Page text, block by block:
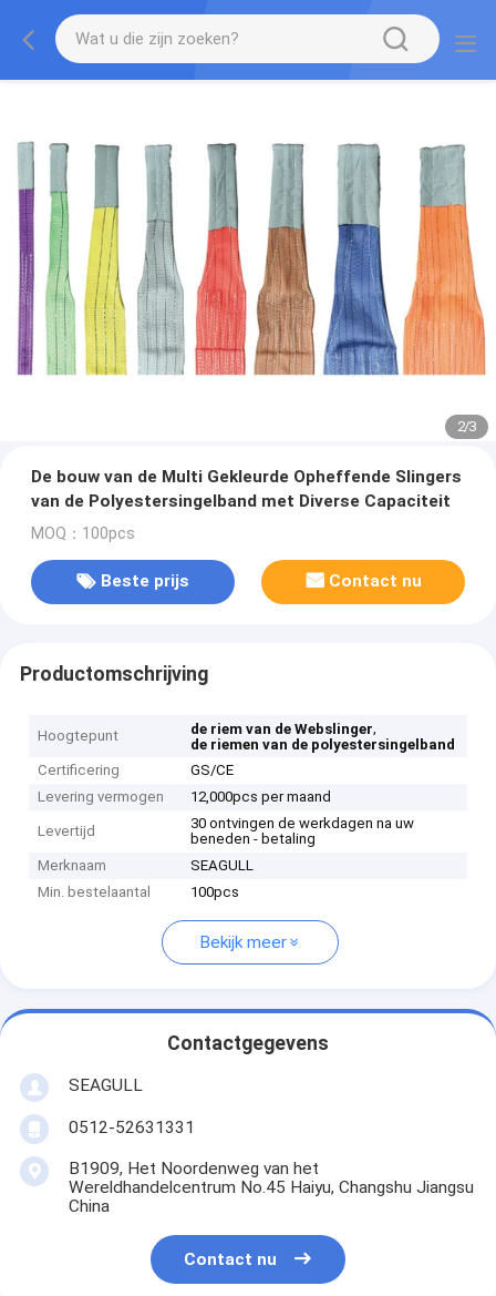
2/3
De bouw van de Multi Gekleurde Opheffende Slingers
van de Polyestersingelband met Diverse Capaciteit
MOQ：100pcs
Beste prijs Contact nu
Productomschrijving
Hoogtepunt de riem van de Webslinger,
de riemen van de polyestersingelband
Certificering
GS/CE
Levering vermogen
12,000pcs per maand
Levertijd
30 ontvingen de werkdagen na uw
beneden - betaling
Merknaam
SEAGULL
Min. bestelaantal
100pcs
Bekijk meer
Contactgegevens
SEAGULL
0512-52631331
B1909, Het Noordenweg van het
Wereldhandelcentrum No.45 Haiyu, Changshu Jiangsu
China
Contact nu